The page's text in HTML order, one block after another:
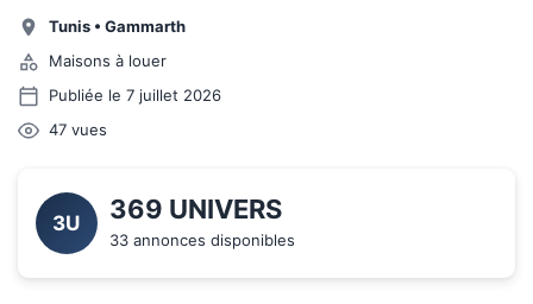
Tunis • Gammarth
Maisons à louer
Publiée le 7 juillet 2026
47 vues
3U 369 UNIVERS
33 annonces disponibles